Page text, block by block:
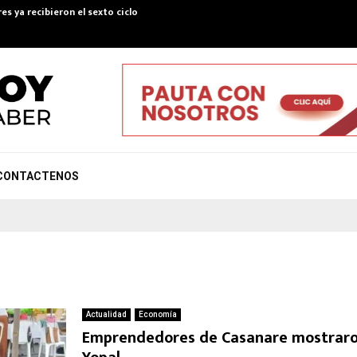
ya recibieron el sexto ciclo de Colombia Mayor… Convenio
Actualidad Economía
Emprendedores de Casanare